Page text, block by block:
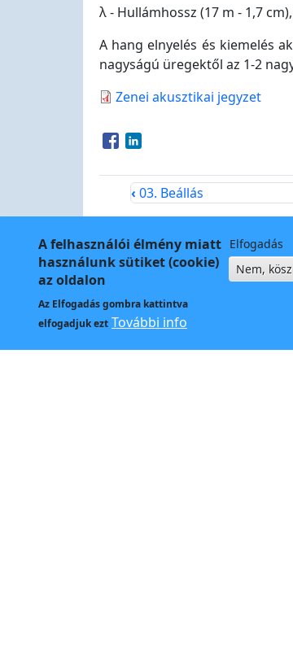
λ - Hullámhossz (17 m - 1,7 cm),
A hang elnyelés és kiemelés
nagyságú üregektől az 1-2
Zenei akusztikai jegyzet
Opens in a new window
Opens in a new window
‹ 03. Beállás
A felhasználói élmény miatt
használunk sütiket (cookie)
az oldalon
Az Elfogadásgombra kattintva
elfogadjuk ezt További info
Elfogadás
Nem,